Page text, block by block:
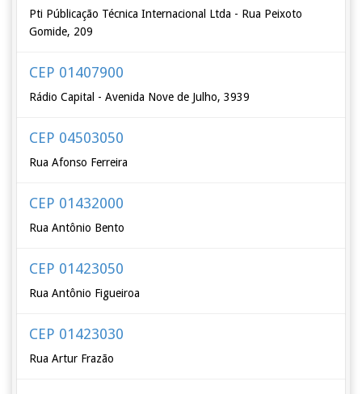
Pti Públicação Técnica Internacional Ltda - Rua Peixoto
Gomide, 209
CEP 01407900
Rádio Capital - Avenida Nove de Julho, 3939
CEP 04503050
Rua Afonso Ferreira
CEP 01432000
Rua Antônio Bento
CEP 01423050
Rua Antônio Figueiroa
CEP 01423030
Rua Artur Frazão